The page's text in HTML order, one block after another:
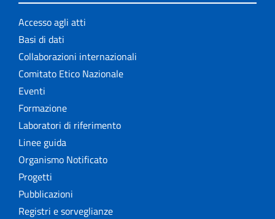
Accesso agli atti
Basi di dati
Collaborazioni internazionali
Comitato Etico Nazionale
Eventi
Formazione
Laboratori di riferimento
Linee guida
Organismo Notificato
Progetti
Pubblicazioni
Registri e sorveglianze